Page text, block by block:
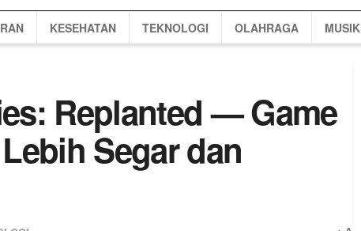
KESEHATAN TEKNOLOGI OLAHRAGA MUSIK
Replanted — Game
Segar dan